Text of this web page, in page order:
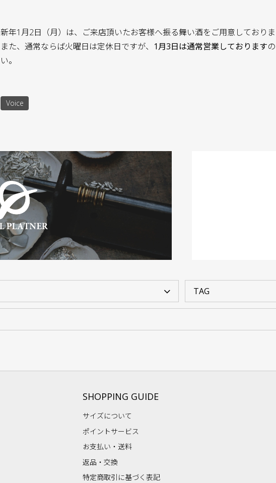
新年1月2日（月）は、ご来店頂いたお客様へ振る舞い酒をご用意しておりま
また、通常ならば火曜日は定休日ですが、 1月3日は通常営業しております
い。
Voice
SHOPPING GUIDE
サイズについて
ポイントサービス
お支払い・送料
返品・交換
特定商取引に基づく表記